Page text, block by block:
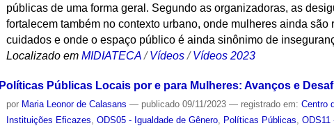
públicas de uma forma geral. Segundo as organizadoras, as
fortalecem também no contexto urbano, onde mulheres ainda
cuidados e onde o espaço público é ainda sinônimo de
Localizado em MIDIATECA /Vídeos /Vídeos 2023
Políticas Públicas Locais por e para Mulheres: Avanços e
por Maria Leonor de Calasans — publicado 09/11/2023— registrado em:Centro
Instituições Eficazes ,ODS05 - Igualdade de Gênero Políticas Públicas ,ODS11